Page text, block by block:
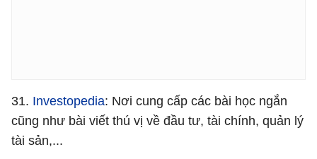
31. Investopedia: Nơi cung cấp các bài học ngắn
cũng như bài viết thú vị về đầu tư, tài chính, quản lý
tài sản,...